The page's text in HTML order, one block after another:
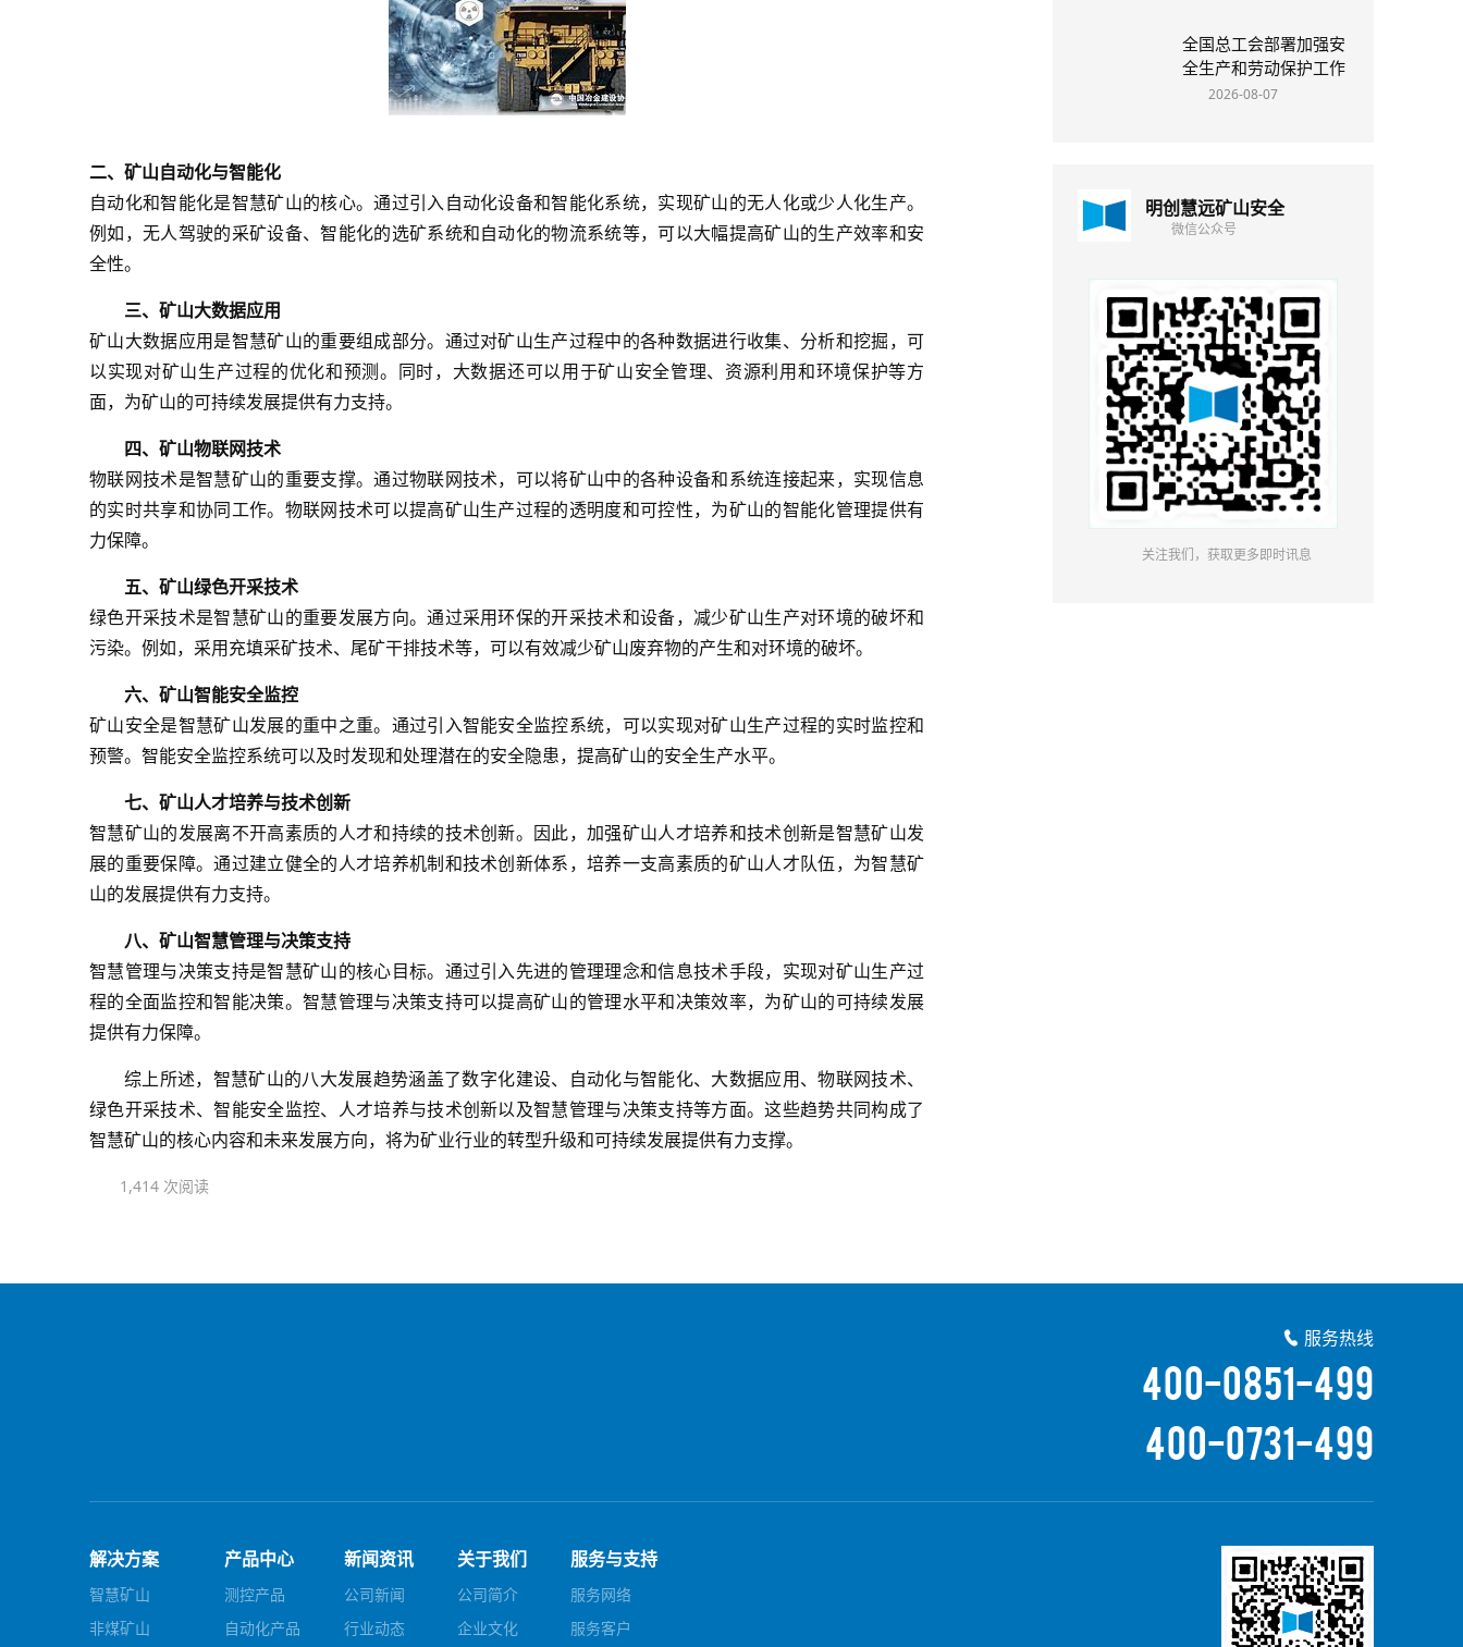
二、矿山自动化与智能化
自动化和智能化是智慧矿山的核心。通过引入自动化设备和智能化系统，实现矿山的无人化或少人化生产。
例如，无人驾驶的采矿设备、智能化的选矿系统和自动化的物流系统等，可以大幅提高矿山的生产效率和安
全性。
三、矿山大数据应用
矿山大数据应用是智慧矿山的重要组成部分。通过对矿山生产过程中的各种数据进行收集、分析和挖掘，可
以实现对矿山生产过程的优化和预测。同时，大数据还可以用于矿山安全管理、资源利用和环境保护等方
面，为矿山的可持续发展提供有力支持。
四、矿山物联网技术
物联网技术是智慧矿山的重要支撑。通过物联网技术，可以将矿山中的各种设备和系统连接起来，实现信息
的实时共享和协同工作。物联网技术可以提高矿山生产过程的透明度和可控性，为矿山的智能化管理提供有
力保障。
五、矿山绿色开采技术
绿色开采技术是智慧矿山的重要发展方向。通过采用环保的开采技术和设备，减少矿山生产对环境的破坏和
污染。例如，采用充填采矿技术、尾矿干排技术等，可以有效减少矿山废弃物的产生和对环境的破坏。
六、矿山智能安全监控
矿山安全是智慧矿山发展的重中之重。通过引入智能安全监控系统，可以实现对矿山生产过程的实时监控和
预警。智能安全监控系统可以及时发现和处理潜在的安全隐患，提高矿山的安全生产水平。
七、矿山人才培养与技术创新
智慧矿山的发展离不开高素质的人才和持续的技术创新。因此，加强矿山人才培养和技术创新是智慧矿山发
展的重要保障。通过建立健全的人才培养机制和技术创新体系，培养一支高素质的矿山人才队伍，为智慧矿
山的发展提供有力支持。
八、矿山智慧管理与决策支持
智慧管理与决策支持是智慧矿山的核心目标。通过引入先进的管理理念和信息技术手段，实现对矿山生产过
程的全面监控和智能决策。智慧管理与决策支持可以提高矿山的管理水平和决策效率，为矿山的可持续发展
提供有力保障。
综上所述，智慧矿山的八大发展趋势涵盖了数字化建设、自动化与智能化、大数据应用、物联网技术、
绿色开采技术、智能安全监控、人才培养与技术创新以及智慧管理与决策支持等方面。这些趋势共同构成了
智慧矿山的核心内容和未来发展方向，将为矿业行业的转型升级和可持续发展提供有力支撑。
1,414 次阅读
全国总工会部署加强安
全生产和劳动保护工作
2026-08-07
明创慧远矿山安全
微信公众号
关注我们，获取更多即时讯息
 服务热线
400-0851-499
400-0731-499
解决方案
智慧矿山
非煤矿山
产品中心
测控产品
自动化产品
新闻资讯
公司新闻
行业动态
关于我们
公司简介
企业文化
服务与支持
服务网络
服务客户